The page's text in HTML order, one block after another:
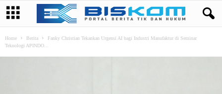
Home Berita
Fanky Christian Tekankan Urgensi AI bagi Industri Manufaktur di Seminar
Teknologi APINDO...